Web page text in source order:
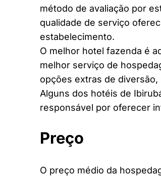
método de avaliação por
qualidade de serviço
estabelecimento.
O melhor hotel fazenda é
melhor serviço de
opções extras de
Alguns dos hotéis de
responsável por oferecer
Preço
O preço médio da